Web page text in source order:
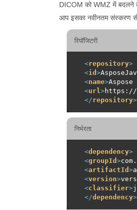
DICOM को WMZ में बदलने
आप इसका नवीनतम संस्करण
रिपॉजिटरी
<repository>
<id >
<name>Aspose
<url>https://
</repository>
निर्भरता
<dependency>
<groupId >
<artifactId >
<version>
<classifier>
</dependency>